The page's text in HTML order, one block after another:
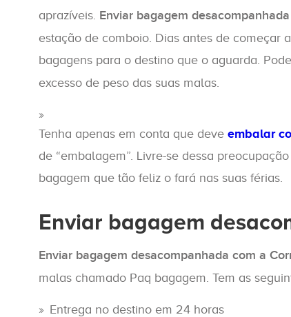
aprazíveis. Enviar bagagem desacompanhada
estação de comboio. Dias antes de começar
bagagens para o destino que o aguarda. Pode
excesso de peso das suas malas.
Tenha apenas em conta que deve embalar
de “embalagem”. Livre-se dessa
bagagem que tão feliz o fará nas suas férias.
Enviar bagagem
Enviar bagagem desacompanhada com a
malas chamado Paq bagagem. Tem as
Entrega no destino em 24 horas